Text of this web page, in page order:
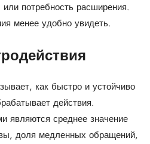
потребность расширения.
менее удобно увидеть.
как быстро и устойчиво
действия.
являются среднее значение
доля медленных обращений,